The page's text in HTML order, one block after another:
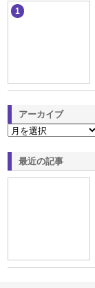
1
アーカイブ
最近の記事